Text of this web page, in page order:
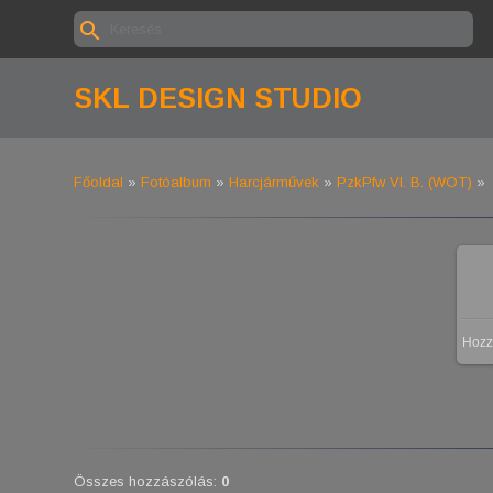
SKL DESIGN STUDIO
Főoldal » Fotóalbum » Harcjárművek » PzkPfw VI. B. (WOT) »
Összes hozzászólás: 0